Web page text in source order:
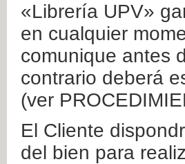
«Librería UPV»
en cualquier
comunique antes
contrario deberá
(ver
El Cliente
del bien para